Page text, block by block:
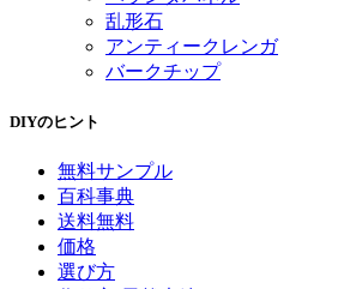
乱形石
アンティークレンガ
バークチップ
DIYのヒント
無料サンプル
百科事典
送料無料
価格
選び方